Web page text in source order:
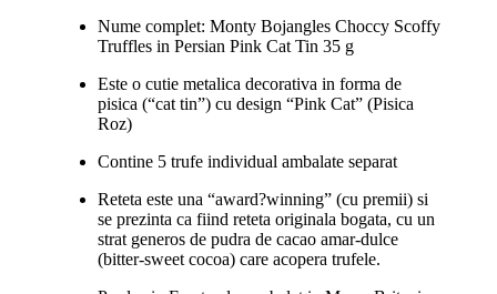
Nume complet: Monty Bojangles Choccy Scoffy
Truffles in Persian Pink Cat Tin 35 g
Este o cutie metalica decorativa in forma de
pisica (“cat tin”) cu design “Pink Cat” (Pisica
Roz)
Contine 5 trufe individual ambalate separat
Reteta este una “award?winning” (cu premii) si
se prezinta ca fiind reteta originala bogata, cu un
strat generos de pudra de cacao amar-dulce
(bitter-sweet cocoa) care acopera trufele.